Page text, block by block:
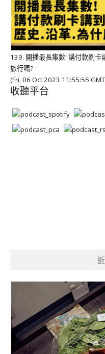
139. 開播最長集數! 講付款刷卡
旅行嗎?
(Fri, 06 Oct 2023 11:55:55
收聽平台